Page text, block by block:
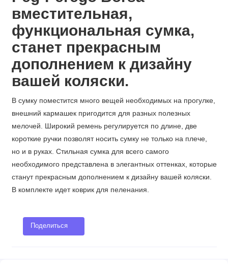
вместительная,
функциональная сумка,
станет прекрасным
дополнением к дизайну
вашей коляски.
В сумку поместится много вещей необходимых на прогулке,
внешний кармашек пригодится для разных полезных
мелочей. Широкий ремень регулируется по длине, две
короткие ручки позволят носить сумку не только на плече,
но и в руках. Стильная сумка для всего самого
необходимого представлена в элегантных оттенках, которые
станут прекрасным дополнением к дизайну вашей коляски.
В комплекте идет коврик для пеленания.
Поделиться